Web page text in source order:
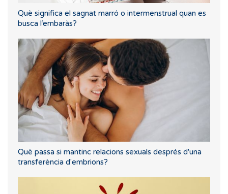
Què significa el sagnat marró o intermenstrual quan es
busca l’embaràs?
Què passa si mantinc relacions sexuals després d'una
transferència d'embrions?